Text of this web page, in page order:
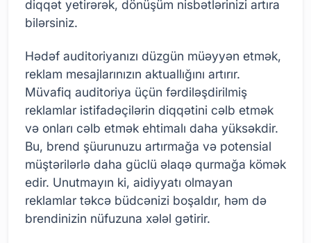
diqqət yetirərək, dönüşüm nisbətlərinizi artıra
bilərsiniz.
Hədəf auditoriyanızı düzgün müəyyən etmək,
reklam mesajlarınızın aktuallığını artırır.
Müvafiq auditoriya üçün fərdiləşdirilmiş
reklamlar istifadəçilərin diqqətini cəlb etmək
və onları cəlb etmək ehtimalı daha yüksəkdir.
Bu, brend şüurunuzu artırmağa və potensial
müştərilərlə daha güclü əlaqə qurmağa kömək
edir. Unutmayın ki, aidiyyatı olmayan
reklamlar təkcə büdcənizi boşaldır, həm də
brendinizin nüfuzuna xələl gətirir.